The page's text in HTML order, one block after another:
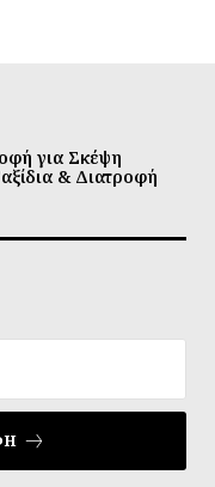
για Σκέψη
& Διατροφή